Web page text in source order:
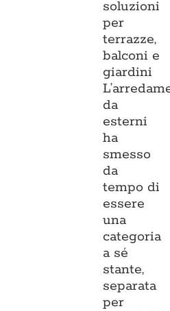
soluzioni
per
terrazze,
balconi e
giardini
da
esterni
ha
smesso
da
tempo di
essere
una
categoria
a sé
stante,
separata
per